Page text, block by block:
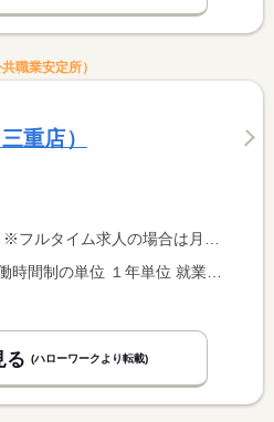
職業安定所）
重店）
（換算額）、パート求人の場合は時間額を表示しています。
る (ハローワークより転載)